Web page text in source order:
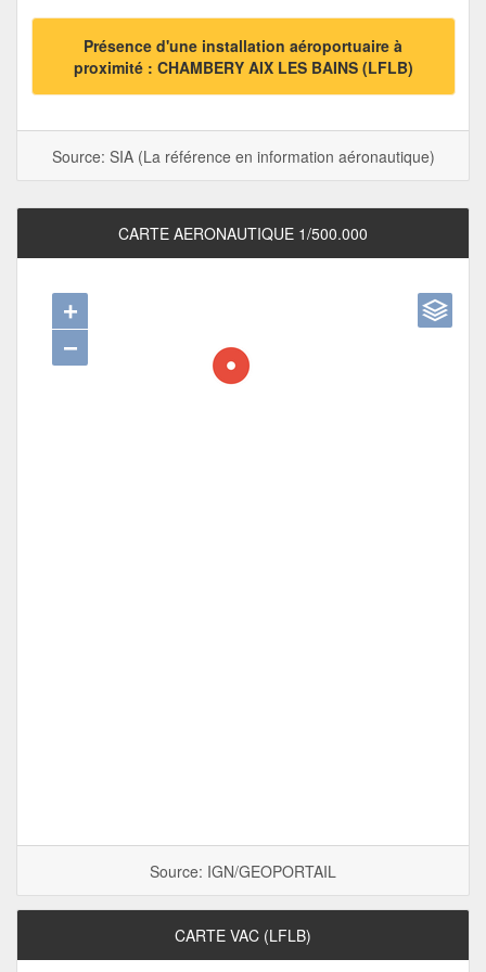
Présence d'une installation aéroportuaire à
proximité : CHAMBERY AIX LES BAINS (LFLB)
Source: SIA (La référence en information aéronautique)
CARTE AERONAUTIQUE 1/500.000
Source: IGN/GEOPORTAIL
CARTE VAC (LFLB)